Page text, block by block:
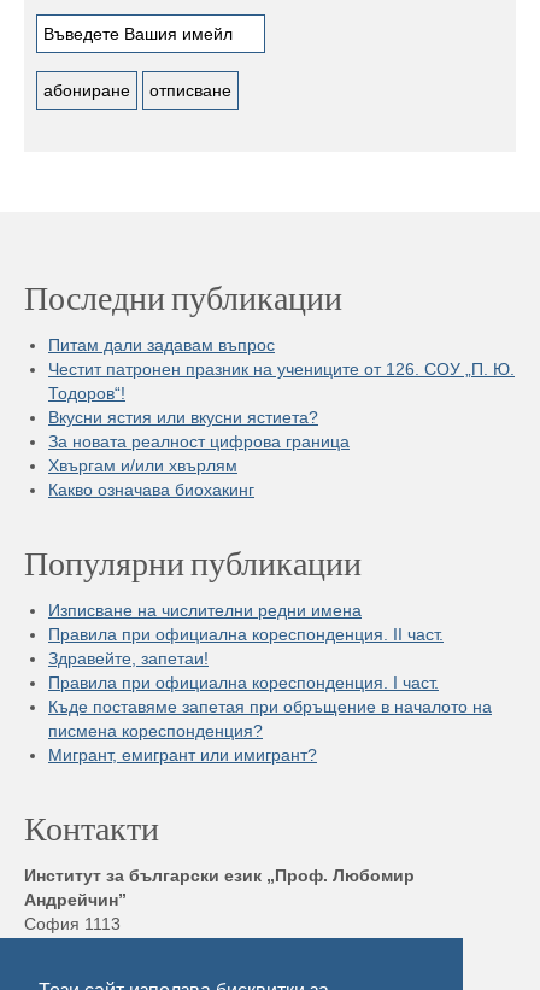
Последни публикации
Питам дали задавам въпрос
Честит патронен празник на учениците от 126. СОУ „П. Ю.
Тодоров“!
Вкусни ястия или вкусни ястиета?
За новата реалност цифрова граница
Хвъргам и/или хвърлям
Какво означава биохакинг
Популярни публикации
Изписване на числителни редни имена
Правила при официална кореспонденция. II част.
Здравейте, запетаи!
Правила при официална кореспонденция. I част.
Къде поставяме запетая при обръщение в началото на
писмена кореспонденция?
Мигрант, емигрант или имигрант?
Контакти
Институт за български език „Проф. Любомир
Андрейчин”
София 1113